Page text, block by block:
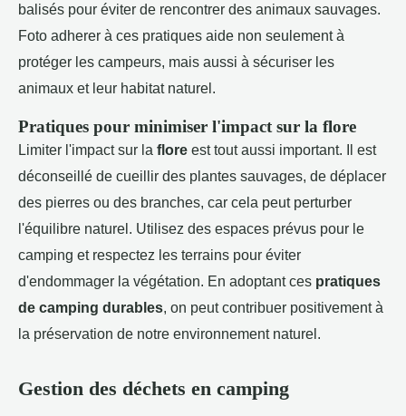
balisés pour éviter de rencontrer des animaux sauvages.
Foto adherer à ces pratiques aide non seulement à
protéger les campeurs, mais aussi à sécuriser les
animaux et leur habitat naturel.
Pratiques pour minimiser l'impact sur la flore
Limiter l'impact sur la flore est tout aussi important. Il est
déconseillé de cueillir des plantes sauvages, de déplacer
des pierres ou des branches, car cela peut perturber
l'équilibre naturel. Utilisez des espaces prévus pour le
camping et respectez les terrains pour éviter
d'endommager la végétation. En adoptant ces pratiques
de camping durables, on peut contribuer positivement à
la préservation de notre environnement naturel.
Gestion des déchets en camping